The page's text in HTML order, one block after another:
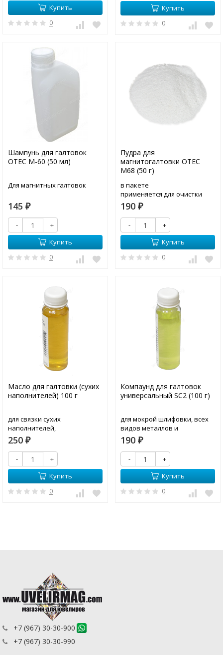
Купить
0
Купить
0
Шампунь для галтовок
OTEC М-60 (50 мл)
Для магнитных галтовок
145 ₽
-
+
Купить
0
Пудра для
магнитогалтовки ОТЕС
М68 (50 г)
в пакете
применяется для очистки
иголок в электромагнитных
галтовках
190 ₽
-
+
Купить
0
Масло для галтовки (сухих
наполнителей) 100 г
для связки сухих
наполнителей,
восстановления пасты и
повторного смазывания
высохшего орехового
наполнителя
250 ₽
-
+
Купить
0
Компаунд для галтовок
универсальный SC2 (100 г)
для мокрой шлифовки, всех
видов металлов и
цинксодержащих сплавов
190 ₽
-
+
Купить
0
+7 (967) 30-30-900
+7 (967) 30-30-990